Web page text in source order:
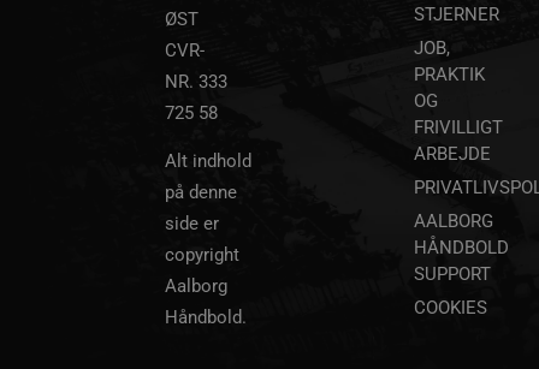
ØST
CVR-
NR. 333
725 58
Alt indhold
på denne
side er
copyright
Aalborg
Håndbold.
STJERNER
JOB,
PRAKTIK
OG
FRIVILLIGT
ARBEJDE
AALBORG
HÅNDBOLD
SUPPORT
COOKIES
Absolut nødvendige cookies muliggør
hjemmesidens grundlæggende funktionalitet
Hjemmesiden kan ikke bruges korrekt uden de
absolut nødvendige cookies.
Udbyder / Domæne
1 år